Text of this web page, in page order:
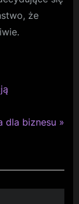
że
dla biznesu